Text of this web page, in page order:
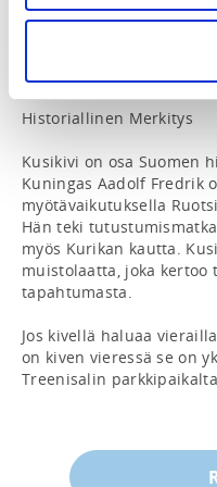
näkösuojana tarpeillaan
Kurikan kautta Vaasaan,
pysähtyä.
Historiallinen Merkitys
Kusikivi on osa Suomen
Kuningas Aadolf Fredrik
myötävaikutuksella
Hän teki
myös Kurikan kautta.
muistolaatta, joka kertoo
tapahtumasta.
Jos kivellä haluaa
on kiven vieressä se on
Treenisalin